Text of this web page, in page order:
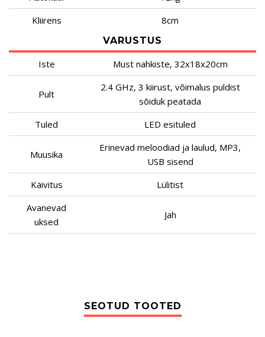
Kliirens
8cm
VARUSTUS
Iste Must nahkiste, 32x18x20cm
Pult
2.4 GHz, 3 kiirust, võimalus puldist
sõiduk peatada
Tuled
LED esituled
Muusika
Erinevad meloodiad ja laulud, MP3,
USB sisend
Käivitus
Lülitist
Avanevad
uksed
Jah
SEOTUD TOOTED